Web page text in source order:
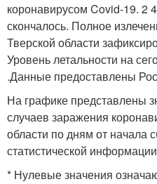
коронавирусом Covid-19. 2
скончалось. Полное
Тверской области
Уровень летальности на
.Данные предоставлены
На графике представлены
случаев заражения
области по дням от начала
статистической
* Нулевые значения